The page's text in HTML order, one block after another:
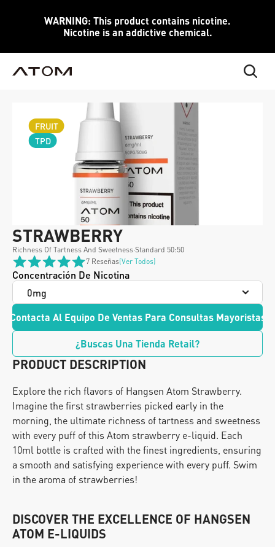
WARNING: This product contains nicotine.
Nicotine is an addictive chemical.
FRUIT
TPD
STRAWBERRY
Richness Of Tartness And Sweetness·Standard 50:50
7 Reseñas(ver Todos)
Concentración De Nicotina
Contacta Al Equipo De Ventas Para Consultas Mayoristas
¿Buscas Una Tienda Retail?
PRODUCT DESCRIPTION
Explore the rich flavors of Hangsen Atom Strawberry.
Imagine the first strawberries picked early in the
morning, the ultimate richness of tartness and sweetness
with every puff of this Atom strawberry e-liquid. Each
10ml bottle is crafted with the finest ingredients, ensuring
a smooth and satisfying experience with every puff. Swim
in the aroma of strawberries!
DISCOVER THE EXCELLENCE OF HANGSEN
ATOM E-LIQUIDS